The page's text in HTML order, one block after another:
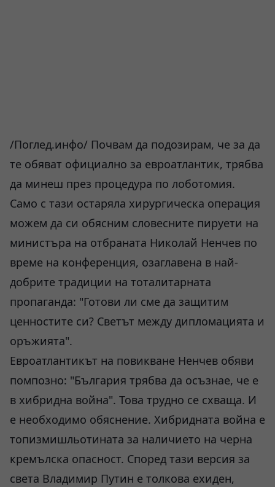
/Поглед.инфо/ Почвам да подозирам, че за да
те обяват официално за евроатлантик, трябва
да минеш през процедура по лоботомия.
Само с тази остаряла хирургическа операция
можем да си обясним словесните пируети на
министъра на отбраната Николай Ненчев по
време на конференция, озаглавена в най-
добрите традиции на тоталитарната
пропаганда: "Готови ли сме да защитим
ценностите си? Светът между дипломацията и
оръжията".
Евроатлантикът на повикване Ненчев обяви
помпозно: "България трябва да осъзнае, че е
в хибридна война". Това трудно се схваща. И
е необходимо обяснение. Хибридната война е
топизмишльотината за наличието на черна
кремълска опасност. Според тази версия за
света Владимир Путин е толкова ехиден,